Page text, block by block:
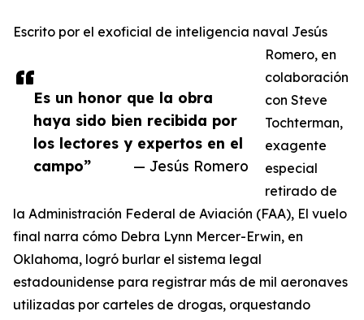
Es un honor que la obra
haya sido bien recibida por
los lectores y expertos en el
campo”
— Jesús Romero
Escrito por el exoficial de inteligencia naval Jesús
Romero, en
colaboración
con Steve
Tochterman,
exagente
especial
retirado de
la Administración Federal de Aviación (FAA), El vuelo
final narra cómo Debra Lynn Mercer-Erwin, en
Oklahoma, logró burlar el sistema legal
estadounidense para registrar más de mil aeronaves
utilizadas por carteles de drogas, orquestando